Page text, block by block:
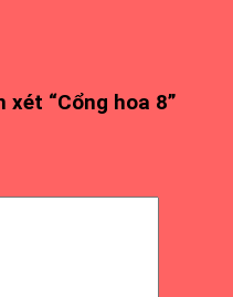
“Cổng hoa 8”